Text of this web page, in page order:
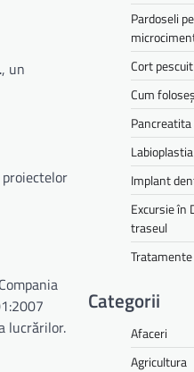
, un
lucrărilor.
Pardoseli
Cort
Cum
Implant
Excursie în
traseul
Categorii
Afaceri
Agricultura